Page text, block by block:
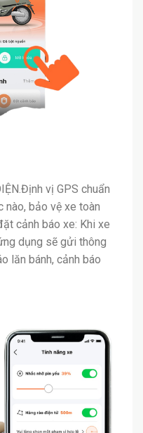
vị GPS chuẩn
nào, bảo vệ xe toàn
cảnh báo xe: Khi xe
dụng sẽ gửi thông
lăn bánh, cảnh báo